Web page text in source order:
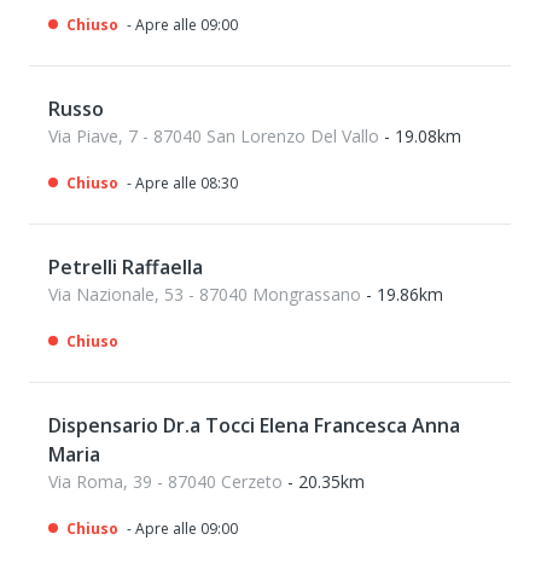
Chiuso - Apre alle 09:00
Russo
Via Piave, 7 - 87040 San Lorenzo Del Vallo - 19.08km
Chiuso - Apre alle 08:30
Petrelli Raffaella
Via Nazionale, 53 - 87040 Mongrassano - 19.86km
Chiuso
Dispensario Dr.a Tocci Elena Francesca Anna
Maria
Via Roma, 39 - 87040 Cerzeto - 20.35km
Chiuso - Apre alle 09:00